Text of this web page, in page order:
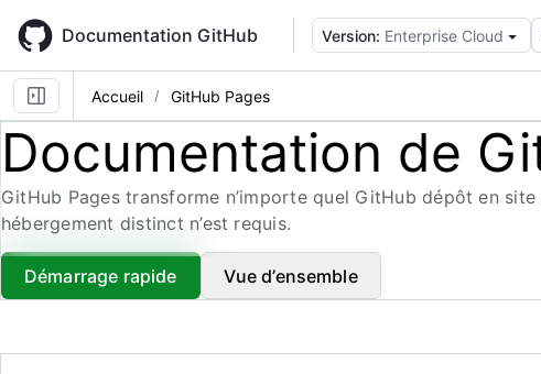
main
content
Documentation GitHub Version: Enterprise Cloud
Accueil GitHub Pages
Documentation de
GitHub Pages transforme n’importe quel GitHub dépôt en
hébergement distinct n’est requis.
Démarrage rapide Vue d’ensemble